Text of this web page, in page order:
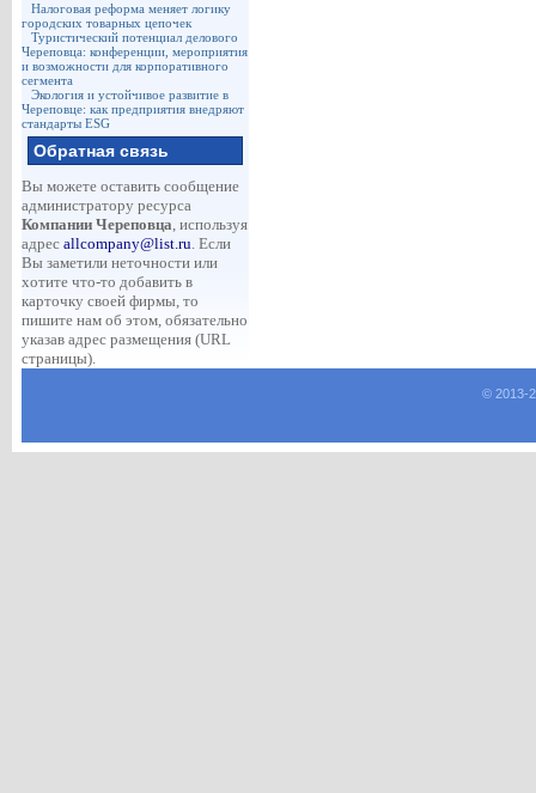
Налоговая реформа меняет логику
городских товарных цепочек
Туристический потенциал делового
Череповца: конференции, мероприятия
и возможности для корпоративного
сегмента
Экология и устойчивое развитие в
Череповце: как предприятия внедряют
стандарты ESG
Обратная связь
Вы можете оставить сообщение
администратору ресурса
Компании Череповца, используя
адрес allcompany@list.ru. Если
Вы заметили неточности или
хотите что-то добавить в
карточку своей фирмы, то
пишите нам об этом, обязательно
указав адрес размещения (URL
страницы).
© 2013-